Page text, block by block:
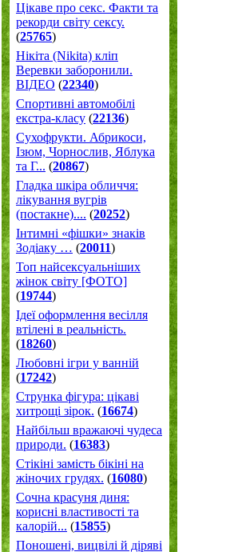
Цікаве про секс. Факти та
рекорди світу сексу.
(25765)
Нікіта (Nikita) кліп
Веревки заборонили.
ВІДЕО (22340)
Спортивні автомобілі
екстра-класу (22136)
Cухофрукти. Абрикоси,
Ізюм, Чорнослив, Яблука
та Г... (20867)
Гладка шкіра обличчя:
лікування вугрів
(постакне).... (20252)
Інтимні «фішки» знаків
Зодіаку … (20011)
Топ найсексуальніших
жінок світу [ФОТО]
(19744)
Ідеї оформлення весілля
втілені в реальність.
(18260)
Любовні ігри у ванній
(17242)
Струнка фігура: цікаві
хитрощі зірок. (16674)
Найбільш вражаючі чудеса
природи. (16383)
Стікіні замість бікіні на
жіночих грудях. (16080)
Сочна красуня диня:
корисні властивості та
калорій... (15855)
Поношені, вицвілі й діряві